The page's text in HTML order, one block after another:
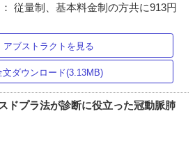
従量制、基本料金制の方共に913円
アブストラクトを見る
文ダウンロード(3.13MB)
ドプラ法が診断に役立った冠動脈肺